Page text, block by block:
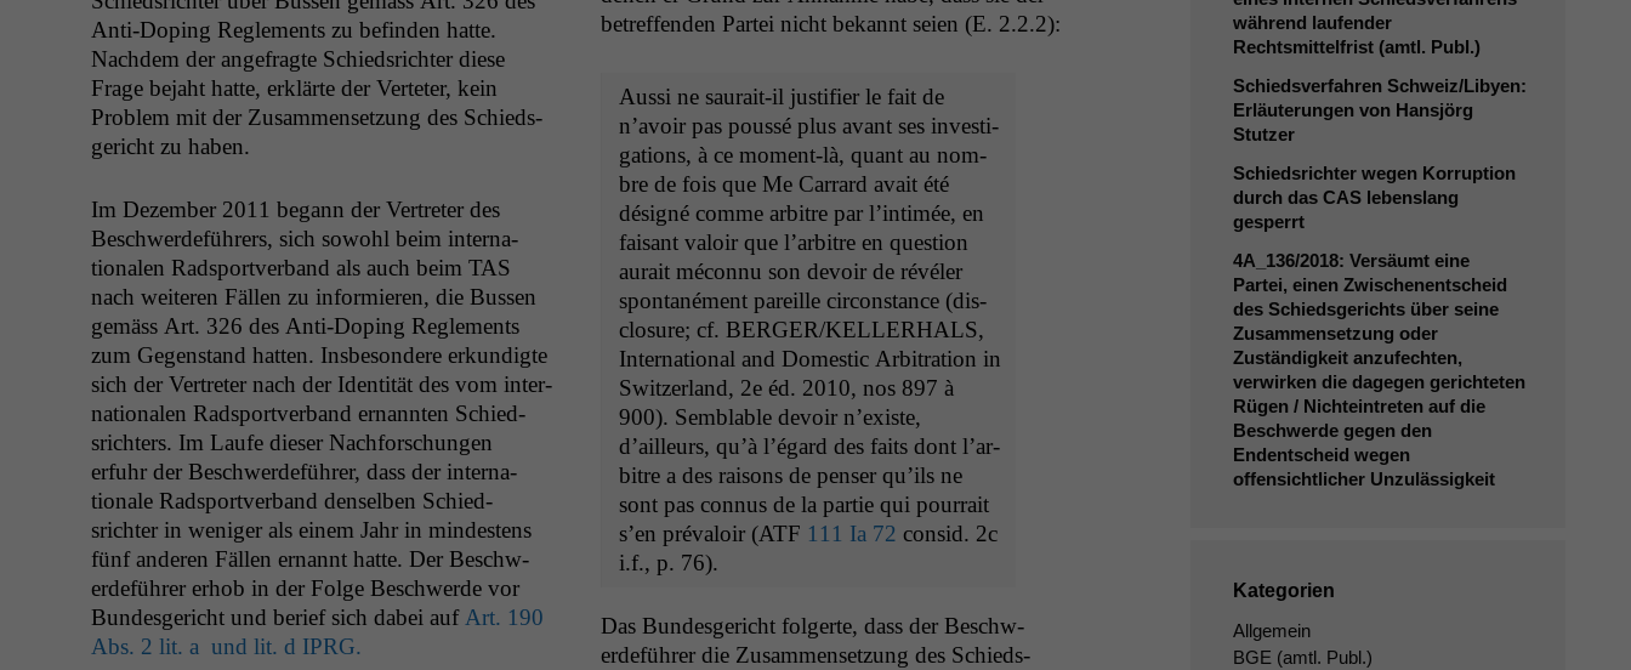
Anti-Dop­ing Regle­ments zu befind­en hat­te.
Nach­dem der ange­fragte Schied­srichter diese
Frage bejaht hat­te, erk­lärte der Verteter, kein
Prob­lem mit der Zusam­menset­zung des Schieds­
gericht zu haben.
Im Dezem­ber 2011 begann der Vertreter des
Beschw­erde­führers, sich sowohl beim inter­na­
tionalen Rad­sportver­band als auch beim TAS
nach weit­eren Fällen zu informieren, die Bussen
gemäss Art. 326 des Anti-Dop­ing Regle­ments
zum Gegen­stand hat­ten. Ins­beson­dere erkundigte
sich der Vertreter nach der Iden­tität des vom inter­
na­tionalen Rad­sportver­band ernan­nten Schied­
srichters. Im Laufe dieser Nach­forschun­gen
erfuhr der Beschw­erde­führer, dass der inter­na­
tionale Rad­sportver­band densel­ben Schied­
srichter in weniger als einem Jahr in min­destens
fünf anderen Fällen ernan­nt hat­te. Der Beschw­
erde­führer erhob in der Folge Beschw­erde vor
Bun­des­gericht und berief sich dabei auf Art. 190
Abs. 2 lit. a und lit. d IPRG.
betr­e­f­fend­en Partei nicht bekan­nt seien (E. 2.2.2):
Aus­si ne saurait-il jus­ti­fi­er le fait de
n’avoir pas poussé plus avant ses inves­ti­
ga­tions, à ce moment-là, quant au nom­
bre de fois que Me Car­rard avait été
désigné comme arbi­tre par l’in­timée, en
faisant val­oir que l’ar­bi­tre en ques­tion
aurait mécon­nu son devoir de révéler
spon­tané­ment pareille cir­con­stance (dis­
clo­sure; cf. BERGER/KELLERHALS,
Inter­na­tion­al and Domes­tic Arbi­tra­tion in
Switzer­land, 2e éd. 2010, nos 897 à
900). Sem­blable devoir n’ex­iste,
d’ailleurs, qu’à l’é­gard des faits dont l’ar­
bi­tre a des raisons de penser qu’ils ne
sont pas con­nus de la par­tie qui pour­rait
s’en pré­val­oir (ATF 111 Ia 72 con­sid. 2c
i.f., p. 76).
Das Bun­des­gericht fol­gerte, dass der Beschw­
erde­führer die Zusam­menset­zung des Schieds­
während laufender
Rechtsmittelfrist (amtl. Publ.)
Schiedsverfahren Schweiz/Libyen:
Erläuterungen von Hansjörg
Stutzer
Schiedsrichter wegen Korruption
durch das CASlebenslang
gesperrt
4A_136/2018: Versäumt eine
Partei, einen Zwischenentscheid
des Schiedsgerichts über seine
Zusammensetzung oder
Zuständigkeit anzufechten,
verwirken die dagegen gerichteten
Rügen / Nichteintreten auf die
Beschwerde gegen den
Endentscheid wegen
offensichtlicher Unzulässigkeit
Kategorien
Allgemein
BGE (amtl. Publ.)